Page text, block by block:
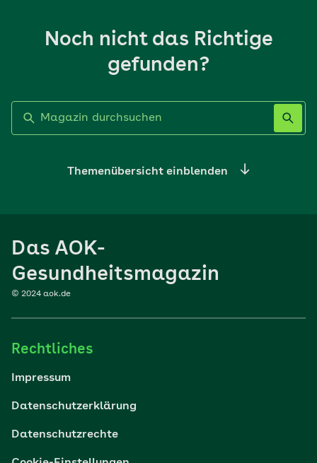
Noch nicht das Richtige
gefunden?
Themenübersicht einblenden
Sport
Reisen
Wohlbefinden
Das AOK-
Gesundheitsmagazin
© 2024 aok.de
Rechtliches
Impressum
Datenschutzerklärung
Datenschutzrechte